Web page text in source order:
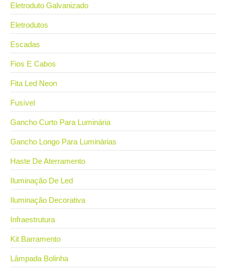
Eletroduto Galvanizado
Eletrodutos
Escadas
Fios E Cabos
Fita Led Neon
Fusível
Gancho Curto Para Luminária
Gancho Longo Para Luminárias
Haste De Aterramento
Iluminação De Led
Iluminação Decorativa
Infraestrutura
Kit Barramento
Lâmpada Bolinha